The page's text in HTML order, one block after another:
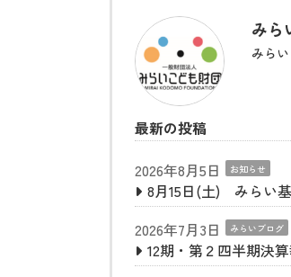
みら
みら
最新の投稿
2026年8月5日
お知らせ
8月15日(土) みらい
2026年7月3日
みらいブログ
12期・第２四半期決